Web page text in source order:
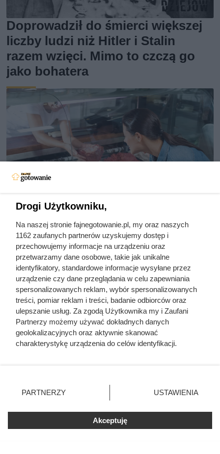
Doprowadził do śmierci większej
liczby ludzi niż Hitler i Stalin
razem wzięci. Mimo to czczą go
jako bohatera
Dziennikarze ujawnili
pochodzenie mięsa z Dino. Klienci
zaskoczeni
Drogi Użytkowniku,
Na naszej stronie fajnegotowanie.pl, my oraz naszych
1162 zaufanych partnerów uzyskujemy dostęp i
przechowujemy informacje na urządzeniu oraz
przetwarzamy dane osobowe, takie jak unikalne
identyfikatory, standardowe informacje wysyłane przez
urządzenie czy dane przeglądania w celu zapewniania
spersonalizowanych reklam, wybór spersonalizowanych
treści, pomiar reklam i treści, badanie odbiorców oraz
ulepszanie usług. Za zgodą Użytkownika my i Zaufani
Partnerzy możemy używać dokładnych danych
geolokalizacyjnych oraz aktywnie skanować
charakterystykę urządzenia do celów identyfikacji.
zmienić/wycofać klikając przycisk ustawień prywatności
znajdujący się w lewym dolnym rogu strony
rodzaje przetwarzania danych nie wymagają zgody
użytkownika, ale masz prawo sprzeciwić się takiemu
przetwarzaniu. Preferencje będą miały zastosowania tylko
PARTNERZY USTAWIENIA
Akceptuję